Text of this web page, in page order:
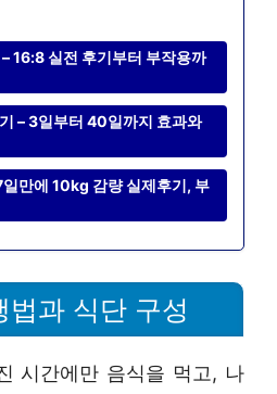
16:8 실전 후기부터 부작용까
– 3일부터 40일까지 효과와
일만에 10kg 감량 실제후기, 부
법과 식단 구성
시간에만 음식을 먹고, 나